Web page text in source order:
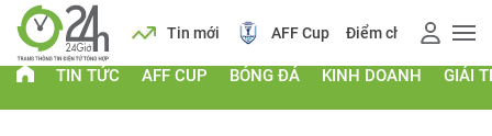
Lịch Tin mới AFF Cup Điểm chuẩn 2026
TIN TỨC AFF CUP BÓNG ĐÁ KINH DOANH GIẢI